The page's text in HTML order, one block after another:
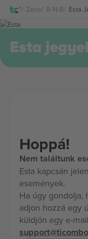
Zene R-N-B Esta
Esta
Hoppá!
Nem találtunk
Esta kapcsán
események.
Ha úgy gondolja,
adjon hozzá egy
küldjön egy e-